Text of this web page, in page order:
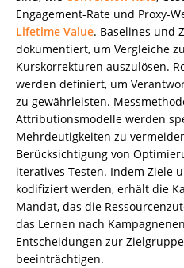
Engagement-Rate und Proxy-
Lifetime Value. Baselines und
dokumentiert, um Vergleiche
Kurskorrekturen auszulösen.
werden definiert, um
zu gewährleisten.
Attributionsmodelle werden
Mehrdeutigkeiten zu
Berücksichtigung von
iteratives Testen. Indem Ziele
kodifiziert werden, erhält die
Mandat, das die
das Lernen nach
Entscheidungen zur
beeinträchtigen.